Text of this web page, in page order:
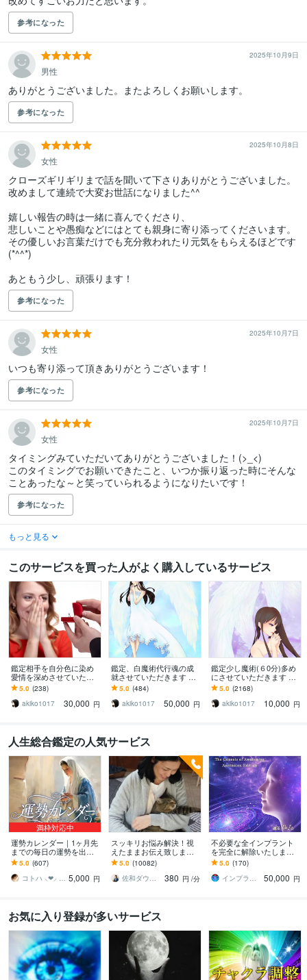
参考になった
2025年10月9日
男性
ありがとうございました。またよろしくお願いします。
参考になった
2025年10月8日
女性
クローズギリギリまで話を聞いて下さりありがとうございました。
改めまして連続で大変お世話になりました^^
嬉しい報告の時は一緒に喜んでくださり、
悲しいことや愚痴などにはとても親身に寄り添ってくださいます。
その優しいお言葉だけでも充分救われたり元気をもらえるほどです
(*^^*)
あともう少し、頑張ります！
参考になった
2025年10月7日
女性
いつも寄り添って頂きありがとうございます！
参考になった
2025年10月7日
女性
タイミングみていただいてありがとうございました！(>_<)
このタイミングでお願いできたこと、いつか振り返った時にそんな
ことあったな～と笑っていられるようになりたいです！
参考になった
もっと見る
このサービスを買った人がよく購入しているサービス
鑑定相手を自分色に染め
愛情を深めさせていただ
きます 相手との価値観が
あえば愛情も深まります
＾＾愛染術
5.0 (238)
akiko1017
30,000 円
鑑定、白魔術代行魂の成
就させていただきます 魂
の成就、強い力での魂の
成就お手伝いさせていた
だきます。
5.0 (484)
akiko1017
50,000 円
鑑定少し魔術(６0分)多め
にさせていただきます 鑑
定は少し魔術メインをご
希望の方にお勧めです。
5.0 (2168)
akiko1017
10,000 円
人生総合鑑定の人気サービス
満枠対応中
運勢カレンダー｜1ヶ月先
までの毎日の運勢を出し
ます 30日×500字のおよそ
1万5千文字で細かく詳細
に記します
5.0 (607)
コトハ ⸜❤︎⸝ 新サービス提供開始✨️ 5,000 円
スッキリお悩み解決！視
えたままお伝え致します
恋愛、結婚、人間関係、
仕事、人生、ペットの気
持ち等◎祈願付き
5.0 (10082)
佐和ダウジング＆スピリットメンター
380 円 /分
不必要な全インプラント
を完全に解除いたします
インプラント全解除創始
者 × 魂の解放・カルマ浄
化・能力開花
5.0 (170)
インプラント全解除創始者｜魂王DaI⭐︎
50,000 円
お気に入り登録が多いサービス